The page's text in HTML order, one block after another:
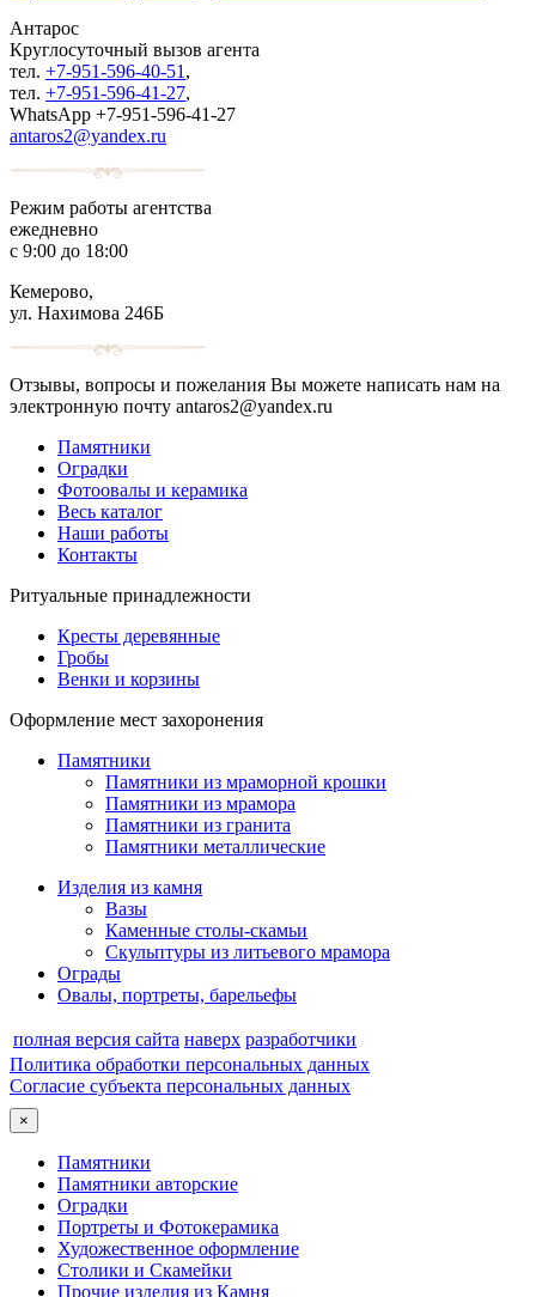
Антарос
Круглосуточный вызов агента
тел. +7-951-596-40-51 ,
тел. +7-951-596-41-27,
WhatsApp +7-951-596-41-27
antaros2@yandex.ru
Режим работы агентства
ежедневно
с 9:00 до 18:00
Кемерово,
ул. Нахимова 246Б
Отзывы, вопросы и пожелания Вы можете написать нам на
электронную почту antaros2@yandex.ru
Памятники
Оградки
Фотоовалы и керамика
Весь каталог
Наши работы
Контакты
Ритуальные принадлежности
Кресты деревянные
Гробы
Венки и корзины
Оформление мест захоронения
Памятники
Памятники из мраморной крошки
Памятники из мрамора
Памятники из гранита
Памятники металлические
Изделия из камня
Вазы
Каменные столы-скамьи
Скульптуры из литьевого мрамора
Ограды
Овалы, портреты, барельефы
полная версия сайта наверх разработчики
Политика обработки персональных данных
Согласие субъекта персональных данных
×
Памятники
Памятники авторские
Оградки
Портреты и Фотокерамика
Художественное оформление
Столики и Скамейки
Прочие изделия из Камня